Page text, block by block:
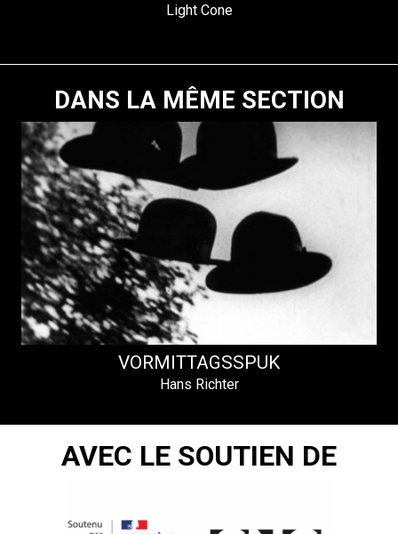
Light Cone
DANS LA MÊME SECTION
VORMITTAGSSPUK
Hans Richter
AVEC LE SOUTIEN DE